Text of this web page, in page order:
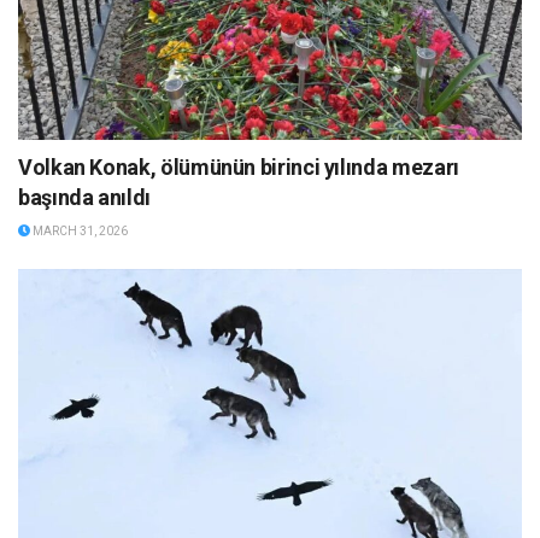
Volkan Konak, ölümünün birinci yılında mezarı
başında anıldı
MARCH 31, 2026